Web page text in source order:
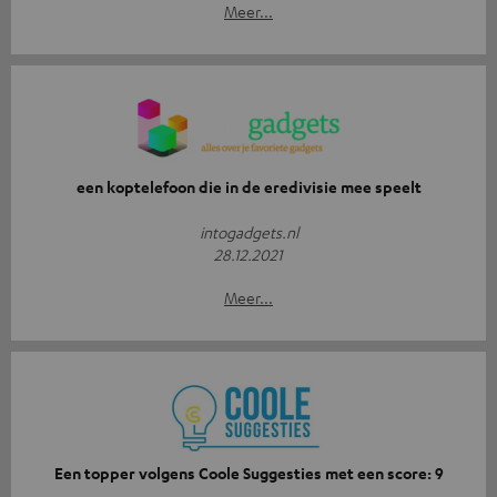
Meer...
een koptelefoon die in de eredivisie mee speelt
intogadgets.nl
28.12.2021
Meer...
Een topper volgens Coole Suggesties met een score: 9